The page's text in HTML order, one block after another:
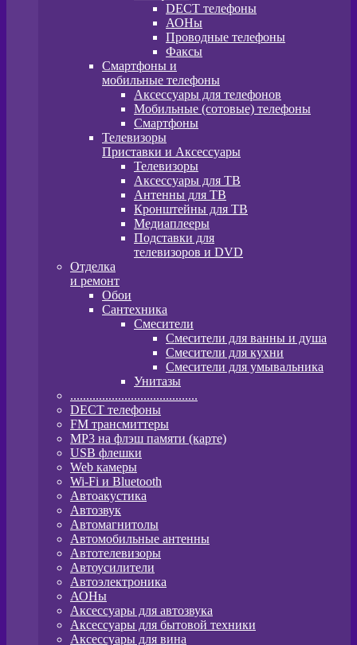
DECT телефоны
АОНы
Проводные телефоны
Факсы
Смартфоны и
мобильные телефоны
Аксессуары для телефонов
Мобильные (сотовые) телефоны
Смартфоны
Телевизоры
Приставки и Аксессуары
Телевизоры
Аксессуары для ТВ
Антенны для ТВ
Кронштейны для ТВ
Медиаплееры
Подставки для
телевизоров и DVD
Отделка
и ремонт
Обои
Сантехника
Смесители
Смесители для ванны и душа
Смесители для кухни
Смесители для умывальника
Унитазы
........................................
DECT телефоны
FM трансмиттеры
MP3 на флэш памяти (карте)
USB флешки
Web камеры
Wi-Fi и Bluetooth
Автоакустика
Автозвук
Автомагнитолы
Автомобильные антенны
Автотелевизоры
Автоусилители
Автоэлектроника
АОНы
Аксессуары для автозвука
Аксессуары для бытовой техники
Аксессуары для вина